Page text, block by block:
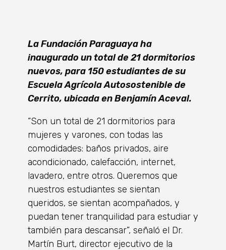
La Fundación Paraguaya ha
inaugurado un total de 21 dormitorios
nuevos, para 150 estudiantes de su
Escuela Agrícola Autosostenible de
Cerrito, ubicada en Benjamín Aceval.
“Son un total de 21 dormitorios para
mujeres y varones, con todas las
comodidades: baños privados, aire
acondicionado, calefacción, internet,
lavadero, entre otros. Queremos que
nuestros estudiantes se sientan
queridos, se sientan acompañados, y
puedan tener tranquilidad para estudiar y
también para descansar”, señaló el Dr.
Martín Burt, director ejecutivo de la